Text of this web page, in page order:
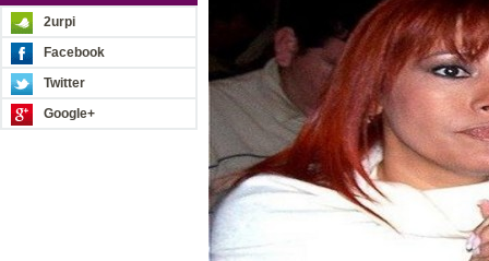
2urpi
Facebook
Twitter
Google+